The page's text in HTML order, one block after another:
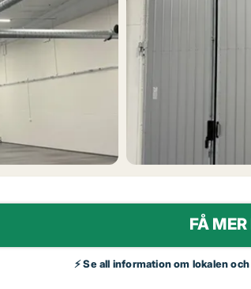
FÅ
⚡ Se all information om lokalen